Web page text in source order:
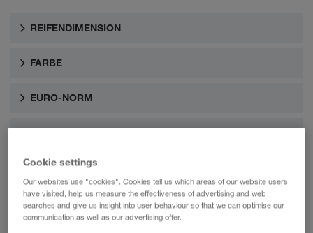
REIFENDIMENSION
FARBE
EURO-NORM
AUSSTATTUNG
Cookie settings
Our websites use "cookies". Cookies tell us which areas of our website users
have visited, help us measure the effectiveness of advertising and web
searches and give us insight into user behaviour so that we can optimise our
communication as well as our advertising offer.